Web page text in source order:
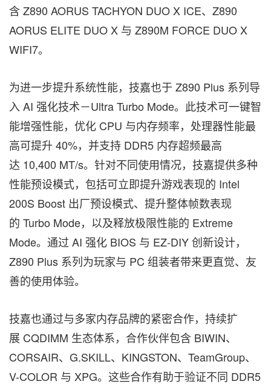
含 Z890 AORUS TACHYON DUO X ICE、Z890
AORUS ELITE DUO X 与 Z890M FORCE DUO X
WIFI7。
为进一步提升系统性能，技嘉也于 Z890 Plus 系列导
入 AI 强化技术－Ultra Turbo Mode。此技术可一键智
能增强性能，优化 CPU 与内存频率，处理器性能最
高可提升 40%，并支持 DDR5 内存超频最高
达 10,400 MT/s。针对不同使用情况，技嘉提供多种
性能预设模式，包括可立即提升游戏表现的 Intel
200S Boost 出厂预设模式、提升整体帧数表现
的 Turbo Mode，以及释放极限性能的 Extreme
Mode。通过 AI 强化 BIOS 与 EZ-DIY 创新设计，
Z890 Plus 系列为玩家与 PC 组装者带来更直觉、友
善的使用体验。
技嘉也通过与多家内存品牌的紧密合作，持续扩
展 CQDIMM 生态体系，合作伙伴包含 BIWIN、
CORSAIR、G.SKILL、KINGSTON、TeamGroup、
V-COLOR 与 XPG。这些合作有助于验证不同 DDR5